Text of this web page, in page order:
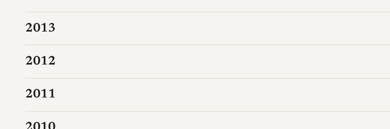
2013
2012
2011